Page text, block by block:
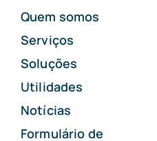
Quem somos
Serviços
Soluções
Utilidades
Notícias
Formulário de